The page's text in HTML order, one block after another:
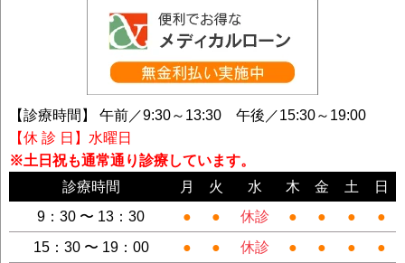
【診療時間】 午前／9:30～13:30 午後／15:30～19:00
【休 診 日】水曜日
※土日祝も通常通り診療しています。
診療時間
月 火 水 木 金 土
日
9：30 〜 13：30
● ● 休診 ● ● ●
●
15：30 〜 19：00
● ● 休診 ● ● ● ●